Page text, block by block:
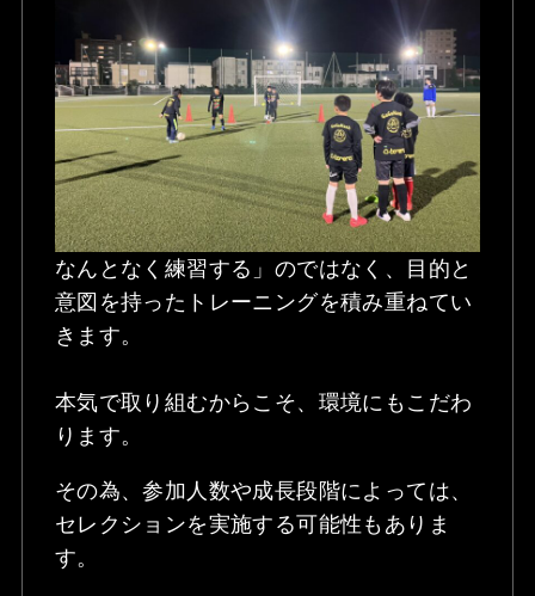
なんとなく練習する」のではなく、目的と
意図を持ったトレーニングを積み重ねてい
きます。
本気で取り組むからこそ、環境にもこだわ
ります。
その為、参加人数や成長段階によっては、
セレクションを実施する可能性もありま
す。